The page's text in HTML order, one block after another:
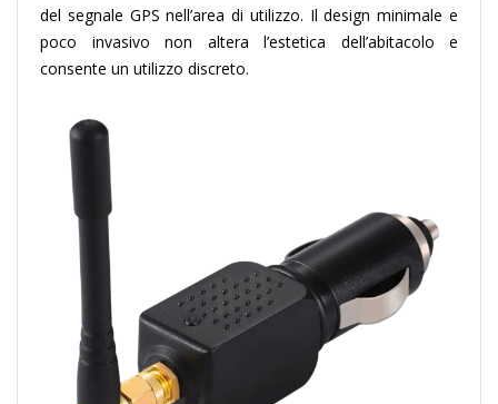
del segnale GPS nell’area di utilizzo. Il design minimale e
poco invasivo non altera l’estetica dell’abitacolo e
consente un utilizzo discreto.